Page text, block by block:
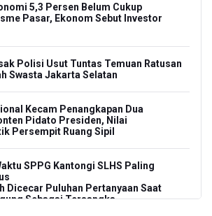
5,3 Persen Belum Cukup
Pasar, Ekonom Sebut Investor
Polisi Usut Tuntas Temuan Ratusan
Swasta Jakarta Selatan
Kecam Penangkapan Dua
Pidato Presiden, Nilai
Persempit Ruang Sipil
SPPG Kantongi SLHS Paling
Dicecar Puluhan Pertanyaan Saat
Sebagai Tersangka